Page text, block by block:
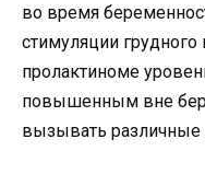
во время
стимуляции
пролактиноме
повышенным вне
вызывать